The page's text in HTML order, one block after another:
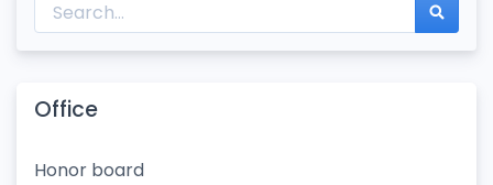
Office
Honor board